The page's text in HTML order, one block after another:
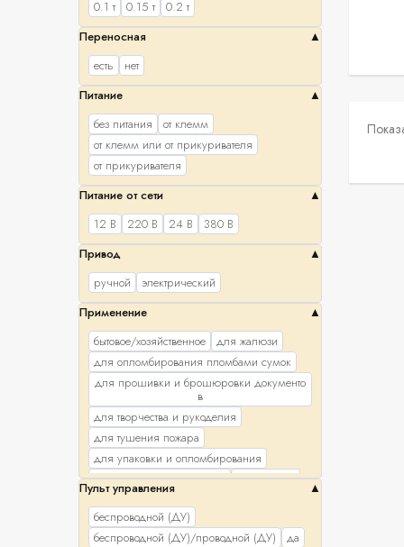
фибергласс
хлопок
0.1 т
0.15 т
0.2 т
Переносная
есть
нет
Питание
без питания
от клемм
от клемм или от прикуривателя
от прикуривателя
Питание от сети
12 В
220 В 24 В
380 В
Привод
ручной
электрический
Применение
бытовое/хозяйственное
для жалюзи
для опломбирования пломбами сумок
для прошивки и брошюровки документо
в
для творчества и рукоделия
для тушения пожара
для упаковки и опломбирования
запуск стартера/двигателя
помещений
страховочно-спасательное
универсальное
Пульт управления
беспроводной (ДУ)
беспроводной (ДУ)/проводной (ДУ)
да